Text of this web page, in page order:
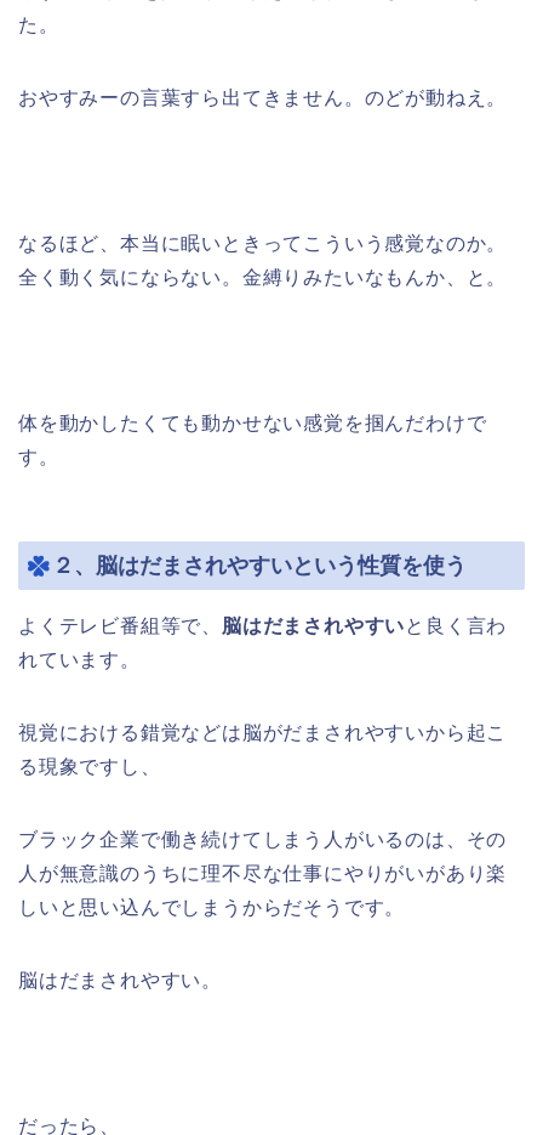
た。
おやすみーの言葉すら出てきません。のどが動ねえ。
なるほど、本当に眠いときってこういう感覚なのか。
全く動く気にならない。金縛りみたいなもんか、と。
体を動かしたくても動かせない感覚を掴んだわけで
す。
２、脳はだまされやすいという性質を使う
よくテレビ番組等で、 脳はだまされやすいと良く言わ
れています。
視覚における錯覚などは脳がだまされやすいから起こ
る現象ですし、
ブラック企業で働き続けてしまう人がいるのは、その
人が無意識のうちに理不尽な仕事にやりがいがあり楽
しいと思い込んでしまうからだそうです。
脳はだまされやすい。
だったら、